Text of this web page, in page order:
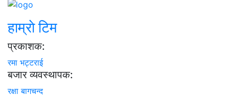
हाम्राे टिम
प्रकाशक:
रमा भट्टराई
बजार व्यवस्थापक:
रक्षा बागचन्द